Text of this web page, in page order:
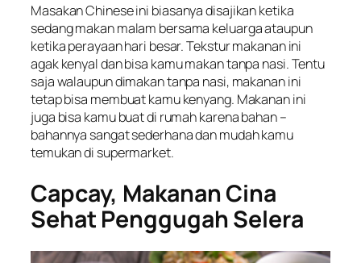
MasakanChineseini biasanya disajikan ketika
sedang makan malam bersama keluarga ataupun
ketika perayaan hari besar. Tekstur makanan ini
agak kenyal dan bisa kamu makan tanpa nasi. Tentu
saja walaupun dimakan tanpa nasi, makanan ini
tetap bisa membuat kamu kenyang. Makanan ini
juga bisa kamu buat di rumah karena bahan –
bahannya sangat sederhana dan mudah kamu
temukan di supermarket.
Capcay, Makanan Cina
Sehat Penggugah Selera